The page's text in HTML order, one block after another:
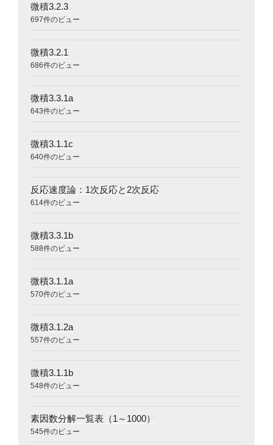
微積3.2.3
697件のビュー
微積3.2.1
686件のビュー
微積3.3.1a
643件のビュー
微積3.1.1c
640件のビュー
反応速度論：1次反応と2次反応
614件のビュー
微積3.3.1b
588件のビュー
微積3.1.1a
570件のビュー
微積3.1.2a
557件のビュー
微積3.1.1b
548件のビュー
素因数分解一覧表（1～1000）
545件のビュー